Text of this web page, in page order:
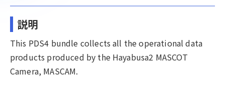
説明
This PDS4 bundle collects all the operational data
products produced by the Hayabusa2 MASCOT
Camera, MASCAM.